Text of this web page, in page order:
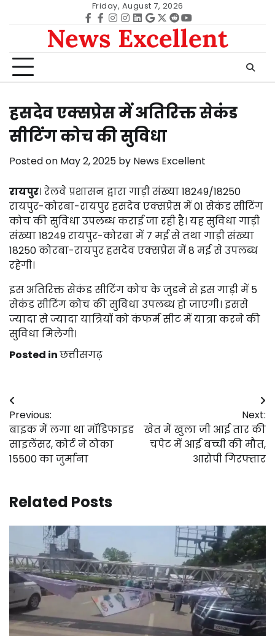
Friday, August 7, 2026
Facebook
facebook
Instagram
instagram
Linkedin
google
Twitter
redditYoutube
News Excellent
हसदेव एक्सप्रेस में अतिरिक्त सेकंड
सीटिंग कोच की सुविधा
Posted on May 2, 2025 by News Excellent
रायपुर। रेलवे प्रशासन द्वारा गाड़ी संख्या 18249/18250
रायपुर-कोरबा-रायपुर हसदेव एक्सप्रेस में 01 सेकंड सीटिंग
कोच की सुविधा उपलब्ध कराई जा रही है। यह सुविधा गाड़ी
संख्या 18249 रायपुर-कोरबा में 7 मई से तथा गाड़ी संख्या
18250 कोरबा-रायपुर हसदेव एक्सप्रेस में 8 मई से उपलब्ध
रहेगी।
इस अतिरिक्त सेकंड सीटिंग कोच के जुडने से इस गाड़ी में 5
सेकंड सीटिंग कोच की सुविधा उपलब्ध हो जाएगी। इससे
ज्यादा से ज्यादा यात्रियों को कंफर्म सीट में यात्रा करने की
सुविधा मिलेगी।
Posted inछत्तीसगढ़
Post
navigation
Previous:
बाइक में लगा था मॉडिफाइड
साइलेंसर, कोर्ट ने ठोका
15500 का जुर्माना
Next:
खेत में खुला जी आई तार की
चपेट में आई बच्ची की मौत,
आरोपी गिरफ्तार
Related Posts